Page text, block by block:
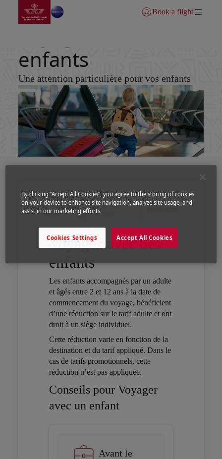
Saut au contenu principal
Aller à la page accueil
Se connecter | S’inscrire)
Book a flight
enfants
Une attention particulière pour vos enfants
Voyagez
avec un
Bébé
Voyagez
avec un
enfant
Femmes
enceintes
Voyagez avec des
enfants
Les enfants accompagnés par un adulte
et âgés entre 2 et 12 ans à la date de
commencement du voyage, bénéficient
d’une réduction sur le tarif adulte et ont
droit à un siège individuel.
Open in a new window
Cette réduction varie en fonction de la
destination et du tarif appliqué. Dans le
cas de tarifs promotionnels, cette
réduction n’est pas appliquée.
Open in a new window
Conseils pour Voyager
avec un enfant
Avant le
By clicking “Accept All Cookies”, you agree to the storing of cookies
on your device to enhance site navigation, analyze site usage, and
assist in our marketing efforts.
Accept All Cookies
Cookies Settings